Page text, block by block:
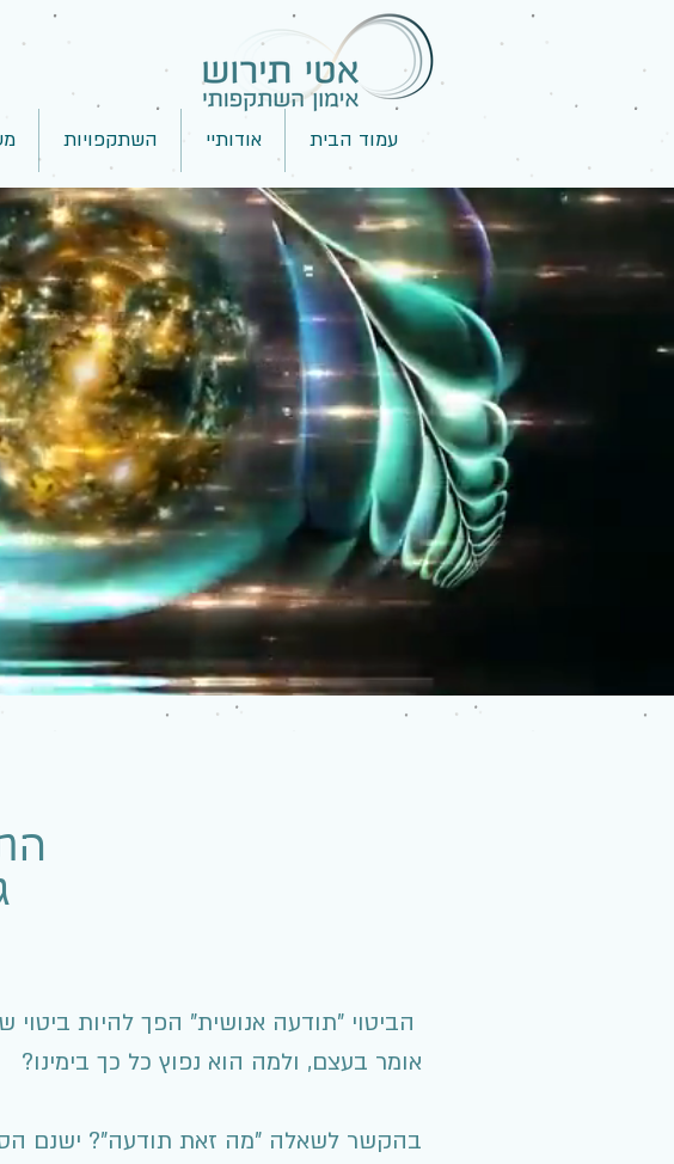
עמוד הבית אודותיי השתקפויות
הביטוי "תודעה אנושית" הפך להיות
אומר בעצם, ולמה הוא נפוץ כל כך בימינו?
בהקשר לשאלה "מה זאת תודעה"? ישנם